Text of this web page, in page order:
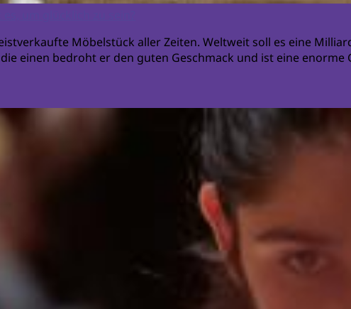
Möbelstück aller Zeiten. Weltweit soll es eine
einen bedroht er den guten Geschmack und ist eine